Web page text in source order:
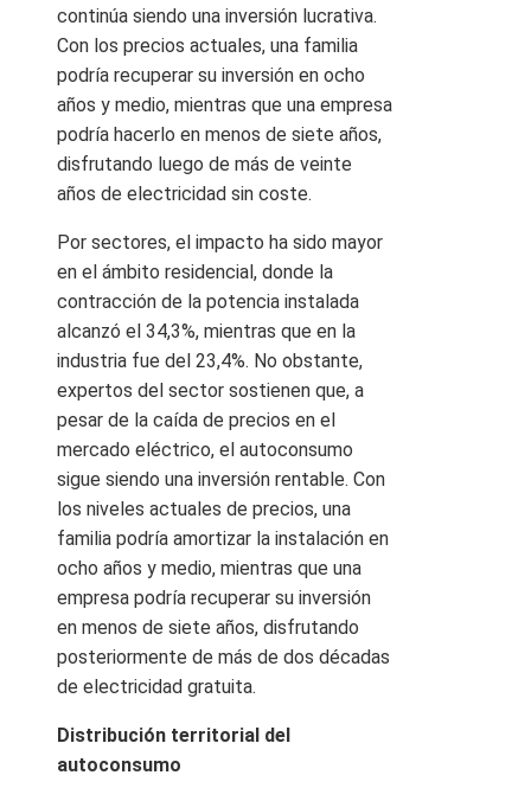
continúa siendo una inversión lucrativa.
Con los precios actuales, una familia
podría recuperar su inversión en ocho
años y medio, mientras que una empresa
podría hacerlo en menos de siete años,
disfrutando luego de más de veinte
años de electricidad sin coste.
Por sectores, el impacto ha sido mayor
en el ámbito residencial, donde la
contracción de la potencia instalada
alcanzó el 34,3%, mientras que en la
industria fue del 23,4%. No obstante,
expertos del sector sostienen que, a
pesar de la caída de precios en el
mercado eléctrico, el autoconsumo
sigue siendo una inversión rentable. Con
los niveles actuales de precios, una
familia podría amortizar la instalación en
ocho años y medio, mientras que una
empresa podría recuperar su inversión
en menos de siete años, disfrutando
posteriormente de más de dos décadas
de electricidad gratuita.
Distribución territorial del
autoconsumo